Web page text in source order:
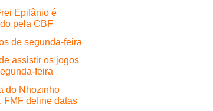
Epifânio é
pela CBF
de segunda-feira
assistir os jogos
feira
do Nhozinho
FMF define datas